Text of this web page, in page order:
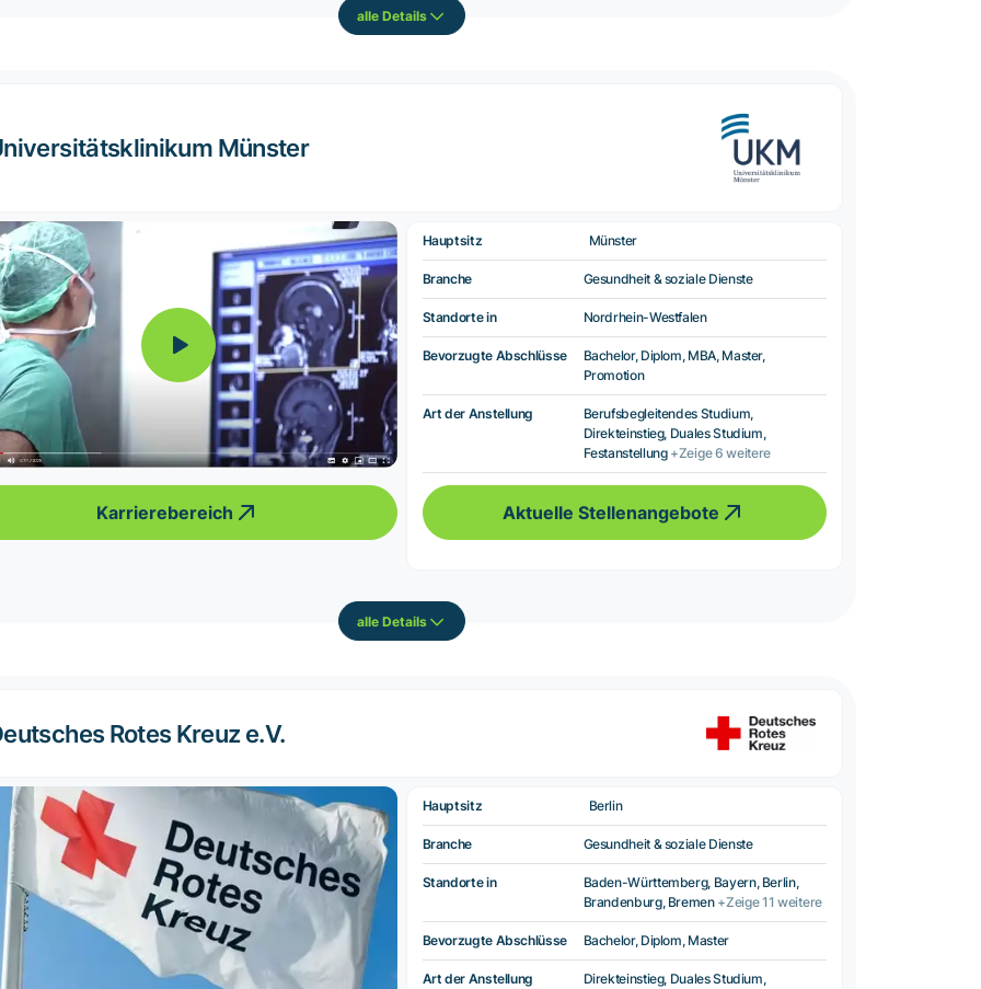
alle Details
Münster
Karrierebereich
Hauptsitz Münster
Branche Gesundheit & soziale Dienste
Standorte in Nordrhein-Westfalen
Bevorzugte Abschlüsse
Bachelor, Diplom, MBA, Master,
Promotion
Art der Anstellung
Berufsbegleitendes Studium,
Direkteinstieg, Duales Studium,
Festanstellung +Zeige 6 weitere
Aktuelle Stellenangebote
alle Details
Rotes Kreuz e.V.
Hauptsitz Berlin
Branche Gesundheit & soziale Dienste
Standorte in
Baden-Württemberg, Bayern, Berlin,
Brandenburg, Bremen +Zeige 11 weitere
Bevorzugte Abschlüsse Bachelor, Diplom, Master
Art der Anstellung
Direkteinstieg, Duales Studium,